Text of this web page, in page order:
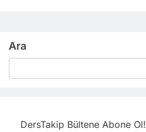
Ara
DersTakip Bültene Abone Ol!